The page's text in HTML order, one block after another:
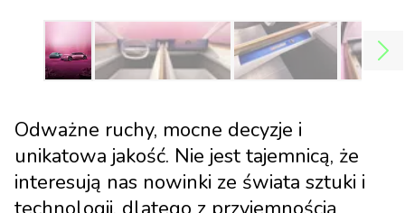
Odważne ruchy, mocne decyzje i
unikatowa jakość. Nie jest tajemnicą, że
interesują nas nowinki ze świata sztuki i